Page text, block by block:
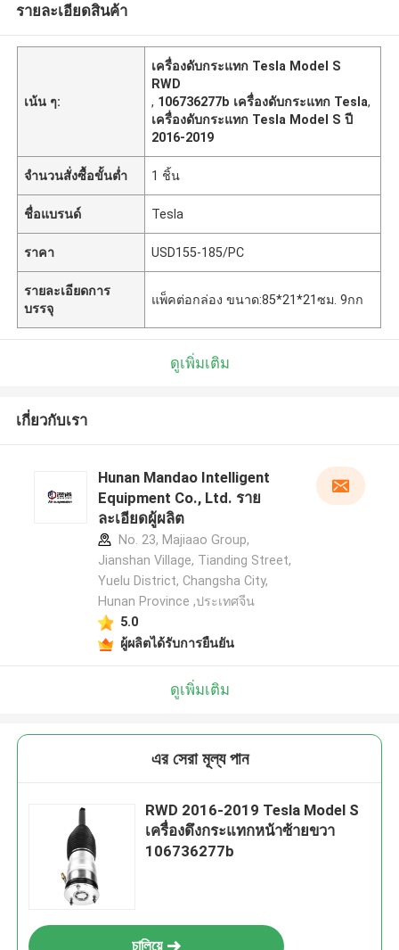
รายละเอียดสินค้า
เน้น ๆ:
เครื่องดับกระแทก Tesla Model S
RWD
, 106736277b เครื่องดับกระแทก Tesla,
เครื่องดับกระแทก Tesla Model S ปี
2016-2019
จำนวนสั่งซื้อขั้นต่ำ 1 ชิ้น
ชื่อแบรนด์ Tesla
ราคา USD155-185/PC
รายละเอียดการ
บรรจุ
แพ็คต่อกล่อง ขนาด:85*21*21ซม. 9กก
ดูเพิ่มเติม
เกี่ยวกับเรา
Hunan Mandao Intelligent
Equipment Co., Ltd. ราย
ละเอียดผู้ผลิต
No. 23, Majiaao Group,
Jianshan Village, Tianding Street,
Yuelu District, Changsha City,
Hunan Province ,ประเทศจีน
5.0
ผู้ผลิตได้รับการยืนยัน
ดูเพิ่มเติม
এর সেরা মূল্য পান
RWD 2016-2019 Tesla Model S
เครื่องดึงกระแทกหน้าซ้ายขวา
106736277b
চালিয়ে